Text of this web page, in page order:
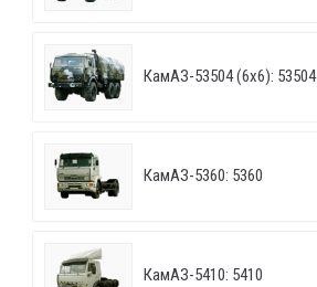
КамАЗ-53504 (6х6): 53504
КамАЗ-5360: 5360
КамАЗ-5410: 5410